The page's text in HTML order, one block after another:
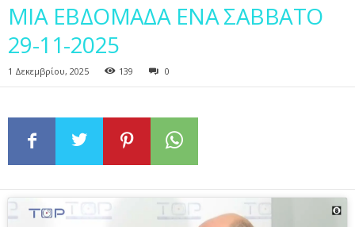
ΜΙΑ ΕΒΔΟΜΑΔΑ ΕΝΑ ΣΑΒΒΑΤΟ
29-11-2025
1 Δεκεμβρίου, 2025 139 0